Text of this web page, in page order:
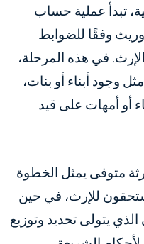
تبدأ عملية حساب
وفقًا للضوابط
في هذه المرحلة،
وجود أبناء أو بنات،
أو أمهات على قيد
متوفى يمثل الخطوة
للإرث، في حين
الذي يتولى تحديد وتوزيع